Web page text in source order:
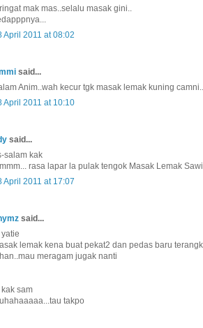
mak mas..selalu masak gini..
April 2011 at 08:02
said...
Anim..wah kecur tgk masak lemak kuning
April 2011 at 10:10
said...
salam kak
rasa lapar la pulak tengok Masak Lemak Sawi
April 2011 at 17:07
said...
lemak kena buat pekat2 dan pedas baru
meragam jugak nanti
kak sam
takpo